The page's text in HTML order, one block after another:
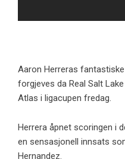
Aaron Herreras
forgjeves da Real Salt
Atlas i ligacupen fredag.
Herrera åpnet scoringen i
en sensasjonell innsats
Hernandez.